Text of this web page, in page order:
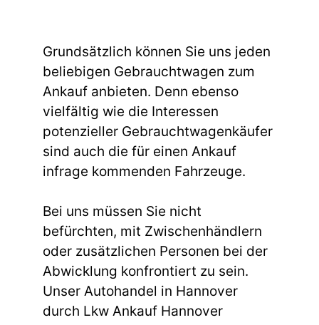
Grundsätzlich können Sie uns jeden
beliebigen Gebrauchtwagen zum
Ankauf anbieten. Denn ebenso
vielfältig wie die Interessen
potenzieller Gebrauchtwagenkäufer
sind auch die für einen Ankauf
infrage kommenden Fahrzeuge.
Bei uns müssen Sie nicht
befürchten, mit Zwischenhändlern
oder zusätzlichen Personen bei der
Abwicklung konfrontiert zu sein.
Unser Autohandel in Hannover
durch Lkw Ankauf Hannover